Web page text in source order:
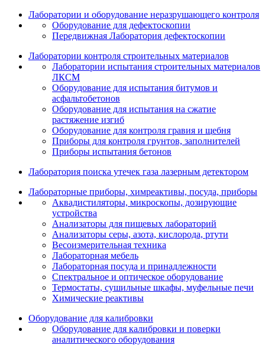
Лаборатории и оборудование неразрушающего контроля
Оборудование для дефектоскопии
Передвижная Лаборатория дефектоскопии
Лаборатории контроля строительных материалов
Лаборатории испытания строительных материалов
ЛКСМ
Оборудование для испытания битумов и
асфальтобетонов
Оборудование для испытания на сжатие
растяжение изгиб
Оборудование для контроля гравия и щебня
Приборы для контроля грунтов, заполнителей
Приборы испытания бетонов
Лаборатория поиска утечек газа лазерным детектором
Лабораторные приборы, химреактивы, посуда, приборы
Аквадистиляторы, микроскопы, дозирующие
устройства
Анализаторы для пищевых лабораторий
Анализаторы серы, азота, кислорода, ртути
Весоизмерительная техника
Лабораторная мебель
Лабораторная посуда и принадлежности
Спектральное и оптическое оборудование
Термостаты, сушильные шкафы, муфельные печи
Химические реактивы
Оборудование для калибровки
Оборудование для калибровки и поверки
аналитического оборудования